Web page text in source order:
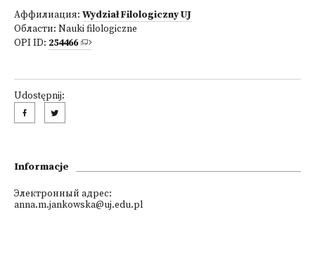
Аффилиация: Wydział Filologiczny UJ
Области: Nauki filologiczne
OPI ID: 254466
Udostępnij:
Informacje
Электронный адрес:
anna.m.jankowska@uj.edu.pl